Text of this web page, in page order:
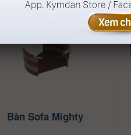
Bàn Sofa Mighty